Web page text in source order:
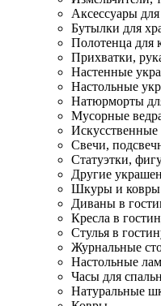
Аксессуары
Бутылки для
Полотенца для
Прихватки,
Настенные
Настольные
Натюрморты
Мусорные
Свечи,
Статуэтки,
Другие
Шкуры и ковры
Диваны в
Кресла в
Стулья в
Журнальные
Настольные
Часы для
Натуральные